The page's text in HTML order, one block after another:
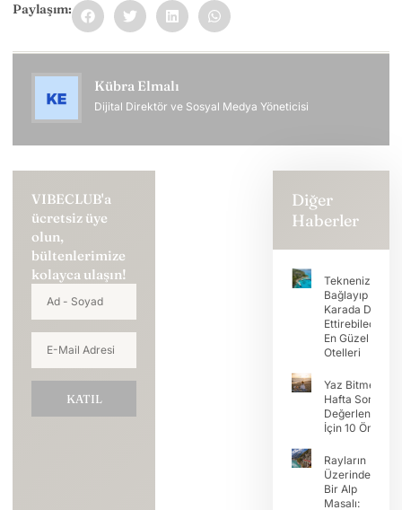
Paylaşım:
Kübra Elmalı
Dijital Direktör ve Sosyal Medya Yöneticisi
VIBECLUB'a
ücretsiz üye
olun,
bültenlerimize
kolayca ulaşın!
KATIL
Diğer
Haberler
Teknenizi
Bağlayıp Tatili
Karada Devam
En Güzel Koy
Otelleri
Yaz Bitmeden
Hafta Sonunu
İçin 10 Öneri
Rayların
Üzerinde
Bir Alp
Masalı: